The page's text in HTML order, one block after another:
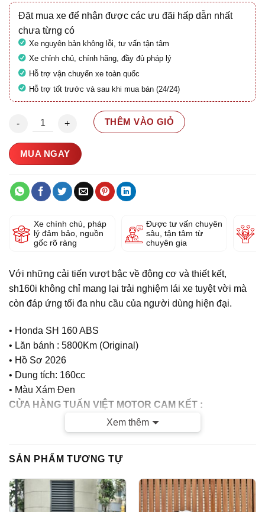
Đặt mua xe để nhận được các ưu đãi hấp dẫn nhất
chưa từng có
Xe nguyên bản không lỗi, tư vấn tận tâm
Xe chỉnh chủ, chính hãng, đầy đủ pháp lý
Hỗ trợ vận chuyển xe toàn quốc
Hỗ trợ tốt trước và sau khi mua bán (24/24)
Honda SH 160 ABS (Hồ Sơ 2026) số lượng
THÊM VÀO GIỎ
MUA NGAY
Xe chính chủ, pháp
lý đảm bảo, nguồn
gốc rõ ràng
Được tư vấn chuyên
sâu, tận tâm từ
chuyên gia
Với những cải tiến vượt bậc về động cơ và thiết kết,
sh160i không chỉ mang lại trải nghiệm lái xe tuyệt vời mà
còn đáp ứng tối đa nhu cầu của người dùng hiện đại.
• Honda SH 160 ABS
• Lăn bánh : 5800Km (Original)
• Hồ Sơ 2026
• Dung tích: 160cc
• Màu Xám Đen
CỬA HÀNG TUẤN VIỆT MOTOR CAM KẾT :
– Xe chính chủ
– Giá thành hợp lý
– Xe chất lượng tốt, chất lượng hàng đầu tại Hà Nội, Bảo
hành tuyệt đối Máy nguyên bản , Đồ Zin theo xe
Xem thêm
SẢN PHẨM TƯƠNG TỰ